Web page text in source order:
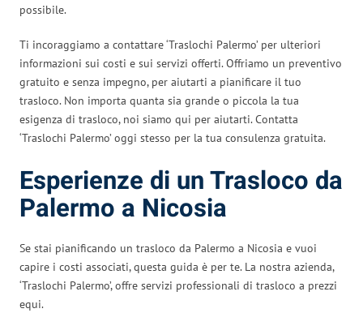
possibile.
Ti incoraggiamo a contattare ‘Traslochi Palermo’ per ulteriori
informazioni sui costi e sui servizi offerti. Offriamo un preventivo
gratuito e senza impegno, per aiutarti a pianificare il tuo
trasloco. Non importa quanta sia grande o piccola la tua
esigenza di trasloco, noi siamo qui per aiutarti. Contatta
‘Traslochi Palermo’ oggi stesso per la tua consulenza gratuita.
Esperienze di un Trasloco da
Palermo a Nicosia
Se stai pianificando un trasloco da Palermo a Nicosia e vuoi
capire i costi associati, questa guida è per te. La nostra azienda,
‘Traslochi Palermo’, offre servizi professionali di trasloco a prezzi
equi.